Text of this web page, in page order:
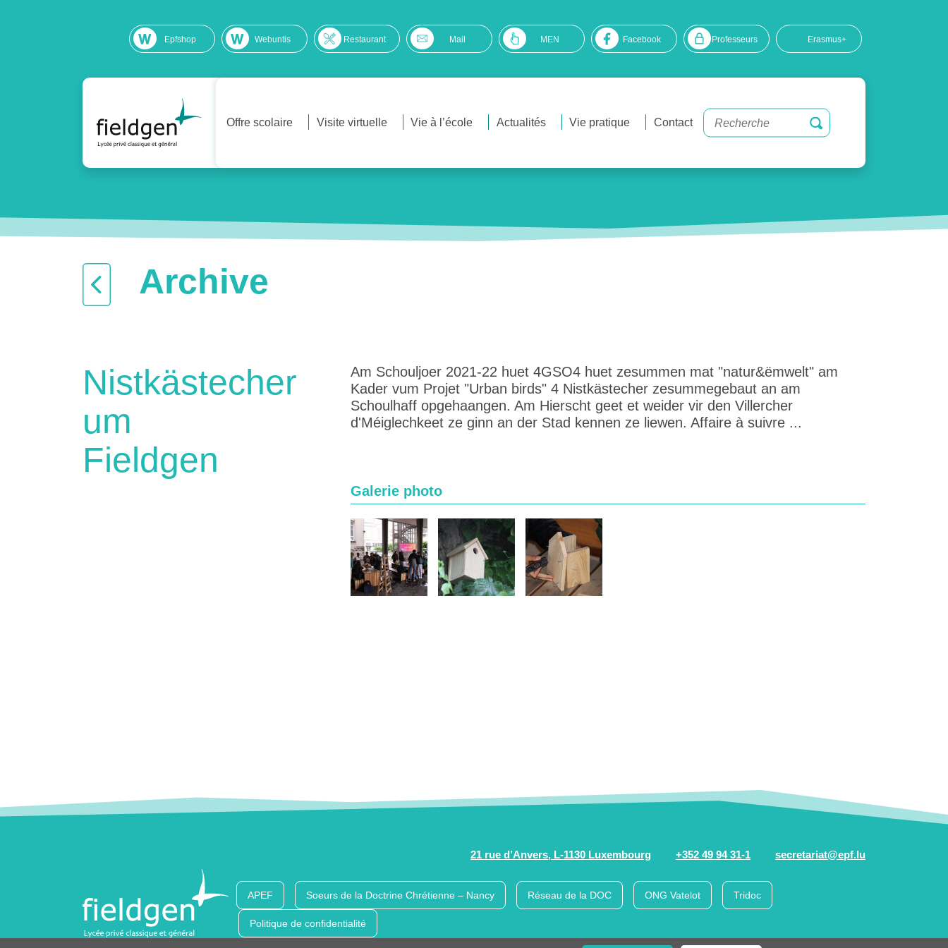
Epfshop Webuntis Restaurant Mail MEN Facebook Professeurs Erasmus+
Offre scolaire Visite virtuelle Vie à l’école Actualités Vie pratique Contact
Archive
Nistkästecher
um
Fieldgen
Am Schouljoer 2021-22 huet 4GSO4 huet zesummen mat "natur&ëmwelt" am
Kader vum Projet "Urban birds" 4 Nistkästecher zesummegebaut an am
Schoulhaff opgehaangen. Am Hierscht geet et weider vir den Villercher
d'Méiglechkeet ze ginn an der Stad kennen ze liewen. Affaire à suivre ...
Galerie photo
21 rue d’Anvers, L-1130 Luxembourg +352 49 94 31-1 secretariat@epf.lu
APEF Soeurs de la Doctrine Chrétienne – Nancy Réseau de la DOC ONG Vatelot Tridoc
Politique de confidentialité